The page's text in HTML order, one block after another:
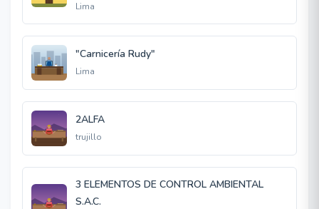
Lima
"Carnicería Rudy"
Lima
2ALFA
trujillo
3 ELEMENTOS DE CONTROL AMBIENTAL
S.A.C.